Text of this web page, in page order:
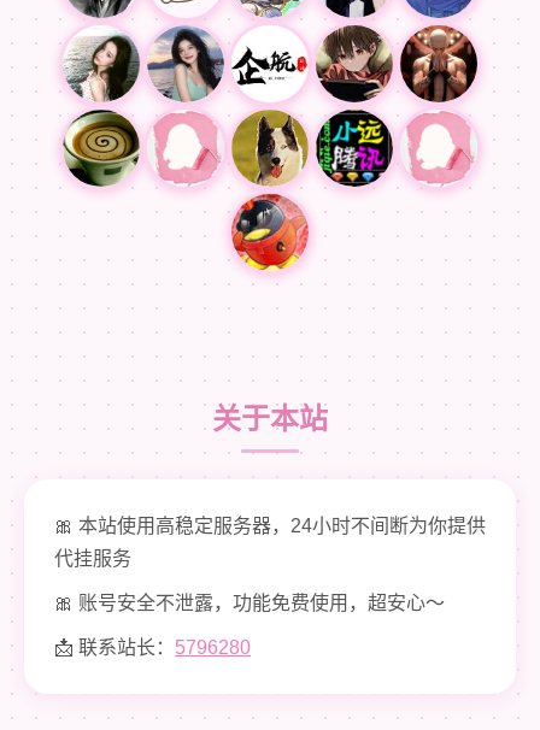
关于本站
🎀 本站使用高稳定服务器，24小时不间断为你提供
代挂服务
🎀 账号安全不泄露，功能免费使用，超安心～
📩 联系站长： 5796280